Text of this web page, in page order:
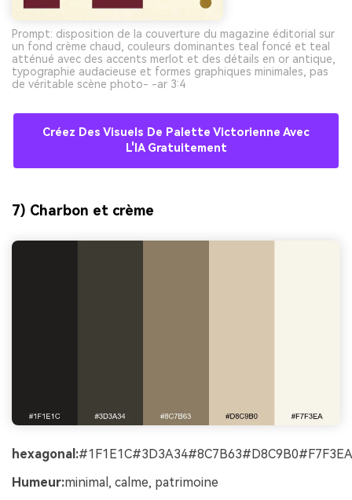
Prompt: disposition de la couverture du magazine éditorial sur
un fond crème chaud, couleurs dominantes teal foncé et teal
atténué avec des accents merlot et des détails en or antique,
typographie audacieuse et formes graphiques minimales, pas
de véritable scène photo- -ar 3:4
Créez Des Visuels De Palette Victorienne Avec
L'IA Gratuitement
7) Charbon et crème
hexagonal:#1F1E1C#3D3A34#8C7B63#D8C9B0#F7F3EA
Humeur:minimal, calme, patrimoine